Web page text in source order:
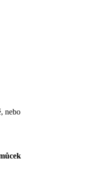
nebo